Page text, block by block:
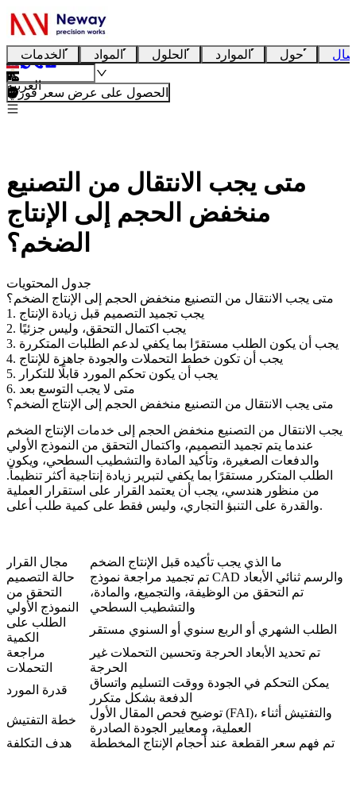
الخدمات المواد الحلول الموارد حول
العربية
الحصول على عرض سعر فوري
متى يجب الانتقال من التصنيع
منخفض الحجم إلى الإنتاج
الضخم؟
جدول المحتويات
متى يجب الانتقال من التصنيع منخفض الحجم إلى الإنتاج الضخم؟
1. يجب تجميد التصميم قبل زيادة الإنتاج
2. يجب اكتمال التحقق، وليس جزئيًا
3. يجب أن يكون الطلب مستقرًا بما يكفي لدعم الطلبات المتكررة
4. يجب أن تكون خطط التحملات والجودة جاهزة للإنتاج
5. يجب أن يكون تحكم المورد قابلًا للتكرار
6. متى لا يجب التوسع بعد
متى يجب الانتقال من التصنيع منخفض الحجم إلى الإنتاج الضخم؟
يجب الانتقال من التصنيع منخفض الحجم إلى خدمات الإنتاج الضخم
عندما يتم تجميد التصميم، واكتمال التحقق من النموذج الأولي
والدفعات الصغيرة، وتأكيد المادة والتشطيب السطحي، ويكون
الطلب المتكرر مستقرًا بما يكفي لتبرير زيادة إنتاجية أكثر تنظيماً.
من منظور هندسي، يجب أن يعتمد القرار على استقرار العملية
والقدرة على التنبؤ التجاري، وليس فقط على كمية طلب أعلى.
مجال القرار
ما الذي يجب تأكيده قبل الإنتاج الضخم
حالة التصميم
تم تجميد مراجعة نموذج CAD والرسم ثنائي الأبعاد
التحقق من
النموذج الأولي
تم التحقق من الوظيفة، والتجميع، والمادة،
والتشطيب السطحي
الطلب على
الكمية
الطلب الشهري أو الربع سنوي أو السنوي مستقر
مراجعة
التحملات
تم تحديد الأبعاد الحرجة وتحسين التحملات غير
الحرجة
قدرة المورد
يمكن التحكم في الجودة ووقت التسليم واتساق
الدفعة بشكل متكرر
خطة التفتيش
توضيح فحص المقال الأول (FAI)، والتفتيش أثناء
العملية، ومعايير الجودة الصادرة
هدف التكلفة
تم فهم سعر القطعة عند أحجام الإنتاج المخططة